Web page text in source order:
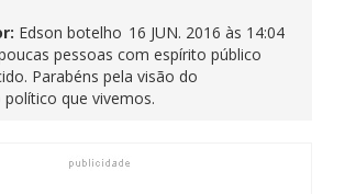
Edson botelho 16 JUN. 2016 às 14:04
pessoas com espírito público
Parabéns pela visão do
que vivemos.